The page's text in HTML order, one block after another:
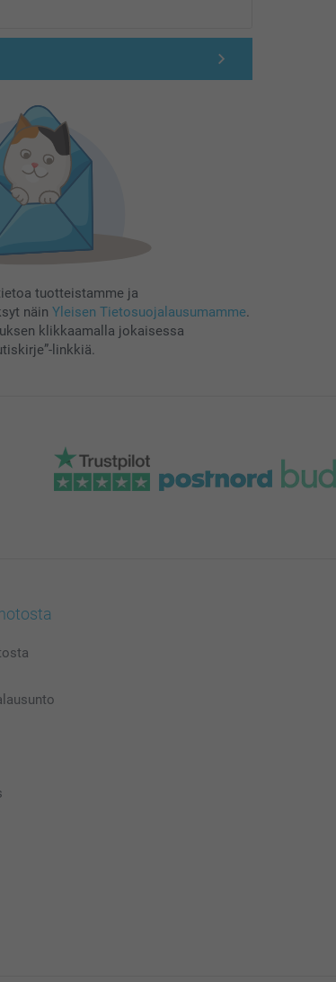
tuotteistamme ja
näin Yleisen Tietosuojalausumamme.
klikkaamalla jokaisessa
linkkiä.